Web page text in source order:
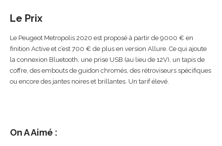
Le Prix
Le Peugeot Metropolis 2020 est proposé à partir de 9000 € en
finition Active et c’est 700 € de plus en version Allure. Ce qui ajoute
la connexion Bluetooth, une prise USB (au lieu de 12V), un tapis de
coffre, des embouts de guidon chromés, des rétroviseurs spécifiques
ou encore des jantes noires et brillantes. Un tarif élevé.
On A Aimé :